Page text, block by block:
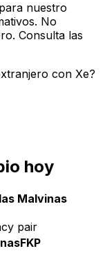
nuestro
No
Consulta las
con Xe?
hoy
Malvinas
pair
FKP